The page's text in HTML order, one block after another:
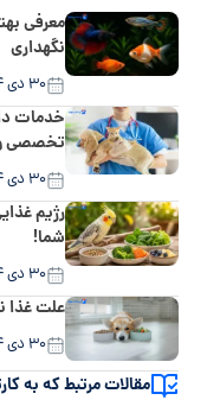
معرفی
نگهداری
۳۰ دی ۱۴۰۴
خدمات
تخصصی
۳۰ دی ۱۴۰۴
رژیم
شما!
۳۰ دی ۱۴۰۴
علت
۳۰ دی ۱۴۰۴
مقالات مرتبط که به